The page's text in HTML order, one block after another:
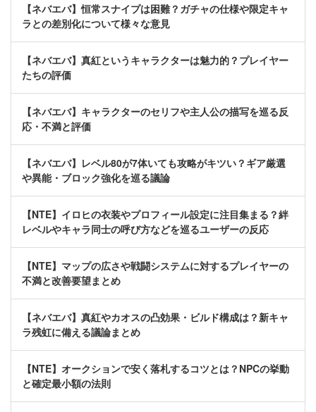
【ネバエバ】恒常スナイプは困難？ガチャの仕様や限定キャ
ラとの差別化について様々な意見
【ネバエバ】真紅というキャラクターは魅力的？プレイヤー
たちの評価
【ネバエバ】キャラクターのセリフや主人公の描写を巡る反
応・不満と評価
【ネバエバ】レベル80が7体いても攻略がキツい？ギア厳選
や異能・ブロック強化を巡る議論
【NTE】イロヒの衣装やプロフィール設定に注目集まる？絆
レベルやキャラ同士の呼び方などを巡るユーザーの反応
【NTE】マップの広さや戦闘システムに対するプレイヤーの
不満と改善要望まとめ
【ネバエバ】真紅やカオスの凸効果・ビルド構成は？新キャ
ラ残虹に備える議論まとめ
【NTE】オークションで安く落札するコツとは？NPCの挙動
と確定最小額の法則